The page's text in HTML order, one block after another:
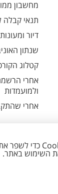
מחשבון
תנאי קבלה
דיור ומעונות
שנתון
קטלוג
אחרי
ולמועמדות
אחרי